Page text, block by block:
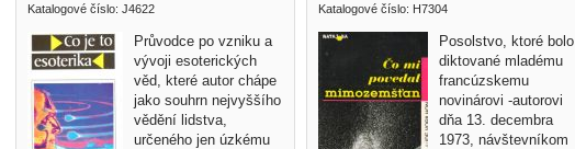
Katalogové číslo: J4622
Průvodce po vzniku a
vývoji esoterických
věd, které autor chápe
jako souhrn nejvyššího
vědění lidstva,
určeného jen úzkému
Katalogové číslo: H7304
Posolstvo, ktoré bolo
diktované mladému
francúzskemu
novinárovi -autorovi
dňa 13. decembra
1973, návštevníkom